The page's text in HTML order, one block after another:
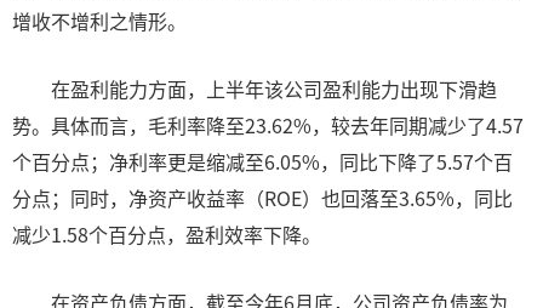
增收不增利之情形。
在盈利能力方面，上半年该公司盈利能力出现下滑趋
势。具体而言，毛利率降至23.62%，较去年同期减少了4.57
个百分点；净利率更是缩减至6.05%，同比下降了5.57个百
分点；同时，净资产收益率（ROE）也回落至3.65%，同比
减少1.58个百分点，盈利效率下降。
在资产负债方面，截至今年6月底，公司资产负债率为